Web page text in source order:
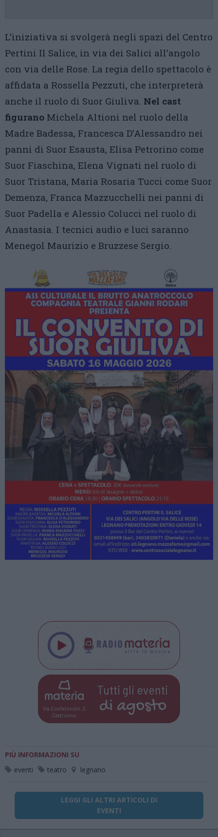
L’iniziativa si svolgerà negli spazi del Centro
Pertini Il Salice, in via dei Salici all’angolo
con via delle Rose. La regia dello spettacolo è
affidata a Rossella Pezzuti, che interpreterà
anche il ruolo di Suor Giuliva. Nel cast
figurano Michela Altioni nel ruolo della
Madre Badessa, Francesca D’Alessandro nei
panni di Suor Esausta, Elisa Petrorino come
Suor Fiaschina, Elena Vignati nel ruolo di
Suor Tristana, Maria Rosaria Tucci come Suor
Demenza, Franca Mazzucchelli nei panni di
Suor Padella e Alessio Colucci nel ruolo di
Anastasia. I tecnici audio e luci saranno
Menegol Maurizio e Bruzzese Sergio.
Via Confalonieri, 5
Castronno
Tutti gli eventi
di agosto
PIÙ INFORMAZIONI SU
eventi
teatro legnano
LEGGI GLI ALTRI ARTICOLI DI
EVENTI